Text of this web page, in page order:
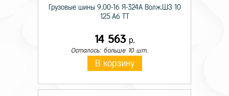
Грузовые шины 9.00-16 Я-324А Волж.ШЗ 10
125 A6 TT
14 563р.
Осталось: больше 10 шт.
В корзину